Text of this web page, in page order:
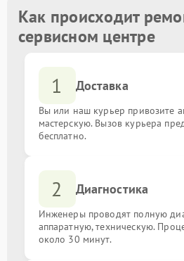
Замена процессора
Ремонт системы охлаждения
Восстановление информации с жесткого
Замена оперативной памяти
Замена материнской платы
Как происходит
сервисном центре
1 Доставка
Вы или наш курьер привозите
мастерскую. Вызов курьера
бесплатно.
2 Диагностика
Инженеры проводят полную
аппаратную, техническую.
около 30 минут.